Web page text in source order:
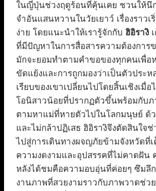
ในญี่ปุ่นช่วงฤดูร้อนที่คุ้นเคย ชวนให้นึ
จำอันแสนหวานในวัยเยาว์ เรื่องราวเ
ง่าย โดยแนะนำให้เรารู้จักกับ ฮิอิรางิ
ที่มีปัญหาในการสื่อสารความต้องการข
มักจะยอมทำตามคำขอของทุกคนเพื่อ
ขัดแย้งและการถูกมองว่าเป็นตัวประ
เรียบของเขาเปลี่ยนไปโดยสิ้นเชิงเมื่อ
โอนิสาวน้อยที่ปรากฏตัวขึ้นพร้อมกับภ
ตามหาแม่ที่หายตัวไปในโลกมนุษย์ ด้
และไม่กล้าปฏิเสธ ฮิอิรางิจึงตัดสินใจช่
ไปสู่การเดินทางผจญภัยข้ามจังหวัดที่
ความงดงามและอุปสรรคที่ไม่คาดฝัน
หลังได้ชมคือความอบอุ่นที่ค่อยๆ ซึมลึก
งานภาพที่สวยงามราวกับภาพวาดช่ว